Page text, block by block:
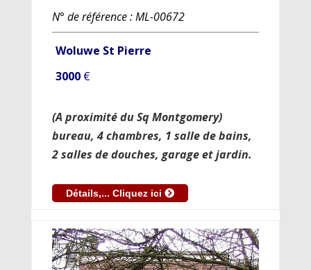
N° de référence : ML-00672
Woluwe St Pierre
3000€
(A proximité du Sq Montgomery)
bureau, 4 chambres, 1 salle de bains,
2 salles de douches, garage et jardin.
Détails,... Cliquez ici